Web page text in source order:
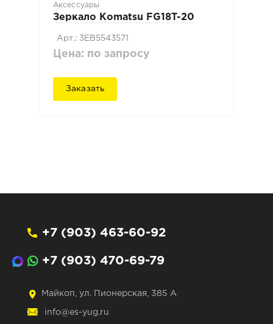
Аксессуары
Зеркало Komatsu FG18T-20
Арт.: 3EB5543571
Цена: по запросу
Заказать
+7 (903) 463-60-92
+7 (903) 470-69-79
Майкоп, ул. Пионерская, 385 А
info@es-yug.ru